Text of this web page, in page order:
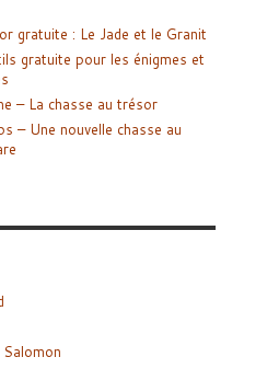
gratuite : Le Jade et le Granit
gratuite pour les énigmes et
– La chasse au trésor
– Une nouvelle chasse au